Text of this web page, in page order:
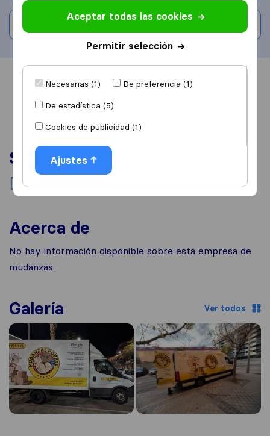
Escribe una valoración
Información Valoraciones
Servicios
Acerca de
No hay información disponible sobre esta empresa de
mudanzas.
Galería Ver todos
Aceptar todas las cookies
Permitir selección
Necesarias (1)
De preferencia (1)
De estadística (5)
Cookies de publicidad (1)
Ajustes